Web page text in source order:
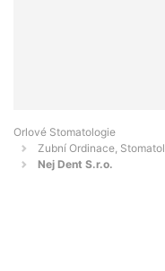
Orlové Stomatologie
Zubní Ordinace,
Nej Dent S.r.o.